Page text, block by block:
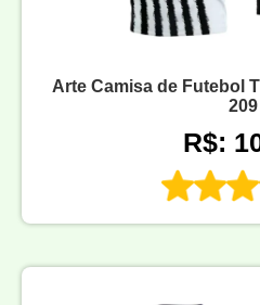
Arte Camisa de Futebol
209
R$: